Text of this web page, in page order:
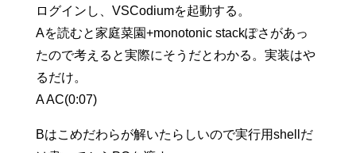
ログインし、VSCodiumを起動する。
Aを読むと家庭菜園+monotonic stackぽさがあっ
たので考えると実際にそうだとわかる。実装はや
るだけ。
A AC(0:07)
Bはこめだわらが解いたらしいので実行用shellだ